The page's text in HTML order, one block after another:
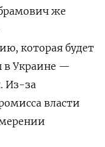
же
которая будет
в Украине —
Из-за
власти